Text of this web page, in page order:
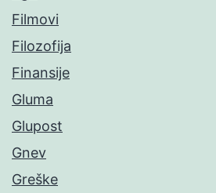
Filmovi
Filozofija
Finansije
Gluma
Glupost
Gnev
Greške